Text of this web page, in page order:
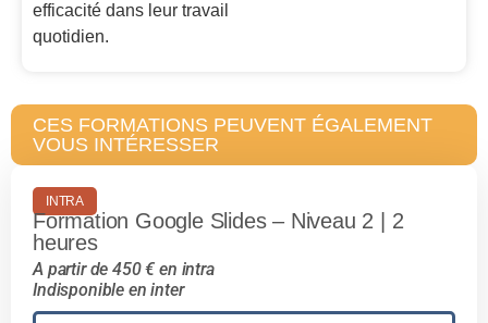
efficacité dans leur travail
quotidien.
CES FORMATIONS PEUVENT ÉGALEMENT
VOUS INTÉRESSER
INTRA
Formation Google Slides – Niveau 2 | 2
heures
A partir de 450 € en intra
Indisponible en inter